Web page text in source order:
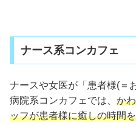
ナース系コンカフェ
ナースや女医が「患者様(＝
病院系コンカフェでは、 か
ッフが患者様に癒しの時間